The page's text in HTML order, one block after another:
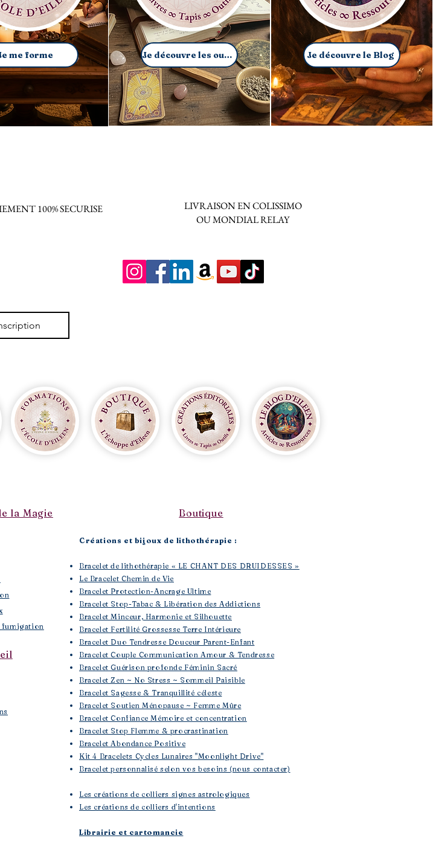
me forme Je découvre les outils Je découvre le Blog
100% SECURISE
LIVRAISON EN COLISSIMO
OU MONDIAL RELAY
la Magie
fumigation
Boutique​
Créations et bijoux de lithothérapie :
Bracelet de lithothérapie « LE CHANT DES DRUIDESSES »
Le Bracelet Chemin de Vie
Bracelet Protection-Ancrage Ultime
Bracelet Stop-Tabac & Libération des Addictions
Bracelet Minceur, Harmonie et Silhouette
Bracelet Fertilité Grossesse Terre Intérieure
Bracelet Duo Tendresse Douceur Parent-Enfant
Bracelet Couple Communication Amour & Tendresse
Bracelet Guérison profonde Féminin Sacré
Bracelet Zen ~ No Stress ~ Sommeil Paisible
Bracelet Sagesse & Tranquillité céleste
Bracelet Soutien Ménopause ~ Femme Mûre
Bracelet Confiance Mémoire et concentration
Bracelet Stop Flemme & procrastination
Bracelet Abondance Positive
Kit 4 Bracelets Cycles Lunaires "Moonlight Drive"
Bracelet personnalisé selon vos besoins (nous contacter)
Les créations de colliers signes astrologiques
Les créations de colliers d'intentions
Librairie et cartomancie